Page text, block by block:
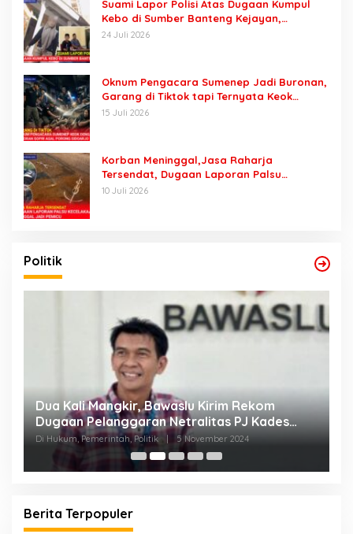
Suami Lapor Polisi Atas Dugaan Kumpul
Kebo di Sumber Banteng Kejayan,
Keluarga Minta Segera Ditangkap
24 Juli 2026
Oknum Pengacara Sumenep Jadi Buronan,
Garang di Tiktok tapi Ternyata Keok
Dengan Laporan Seorang Sopir
15 Juli 2026
Korban Meninggal,Jasa Raharja
Tersendat, Dugaan Laporan Palsu
Kecelakaan Tunggal Jadi Pemicu
10 Juli 2026
Politik
Dua Kali Mangkir, Bawaslu Kirim Rekom
Dugaan Pelanggaran Netralitas PJ Kades
Karangasem ke BKN Jakarta
Di Hukum, Pemerintah, Politik 5 November 2024
Berita Terpopuler